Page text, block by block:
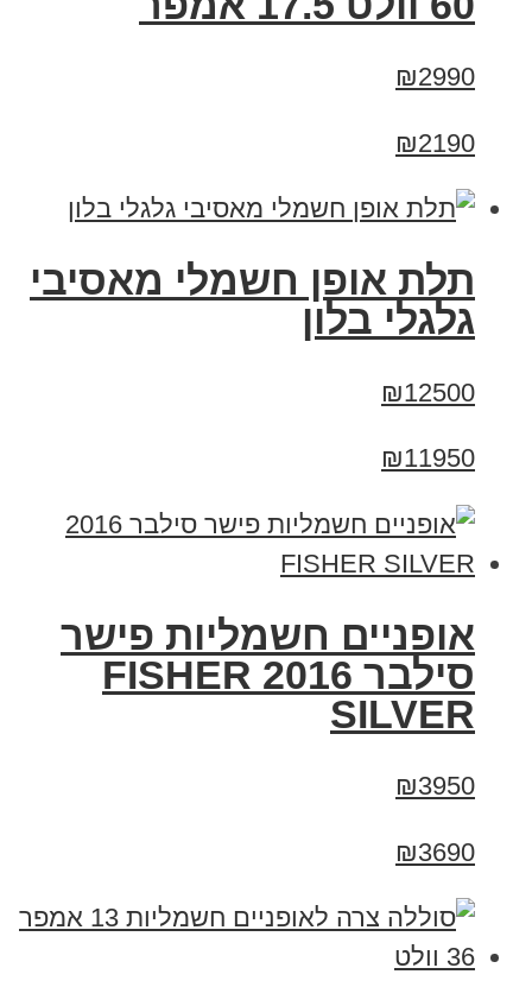
₪2990
₪2190
תלת אופן חשמלי מאסיבי
גלגלי בלון
₪12500
₪11950
אופניים חשמליות פישר
סילבר 2016 FISHER
SILVER
₪3950
₪3690